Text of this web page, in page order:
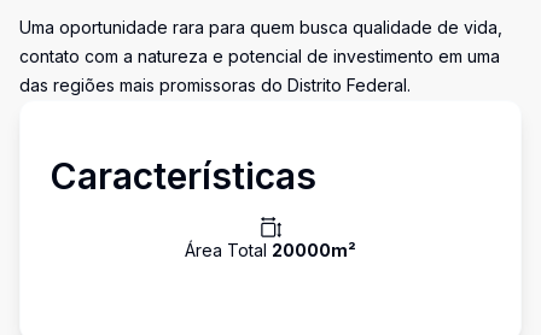
Uma oportunidade rara para quem busca qualidade de vida,
contato com a natureza e potencial de investimento em uma
das regiões mais promissoras do Distrito Federal.
Características
Área Total 20000m²